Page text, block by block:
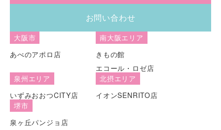
お問い合わせ
大阪市
あべのアポロ店
南大阪エリア
きもの館
エコール・ロゼ店
泉州エリア
いずみおおつCITY店
北摂エリア
イオンSENRITO店
堺市
泉ヶ丘パンジョ店